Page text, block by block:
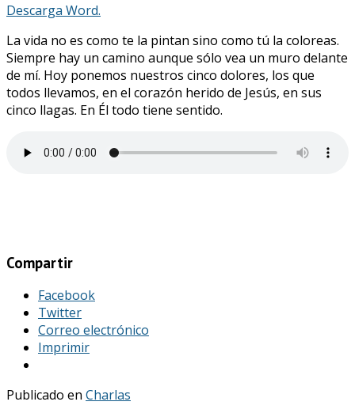
Descarga Word.
La vida no es como te la pintan sino como tú la coloreas.
Siempre hay un camino aunque sólo vea un muro delante
de mí. Hoy ponemos nuestros cinco dolores, los que
todos llevamos, en el corazón herido de Jesús, en sus
cinco llagas. En Él todo tiene sentido.
Compartir
Facebook
Twitter
Correo electrónico
Imprimir
Publicado en Charlas